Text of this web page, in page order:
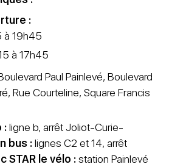
:
à 19h45
à 17h45
Paul Painlevé, Boulevard
Rue Courteline, Square Francis
:ligne b, arrêt Joliot-Curie-
bus :lignes C2 et 14, arrêt
STAR le vélo :station Painlevé